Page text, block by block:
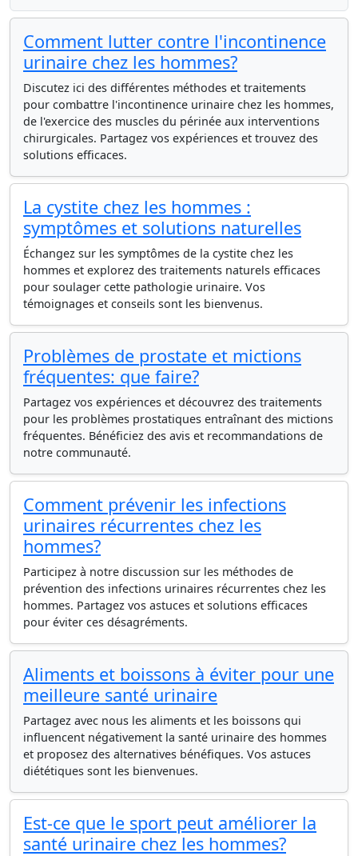
Comment lutter contre l'incontinence
urinaire chez les hommes?
Discutez ici des différentes méthodes et traitements
pour combattre l'incontinence urinaire chez les hommes,
de l'exercice des muscles du périnée aux interventions
chirurgicales. Partagez vos expériences et trouvez des
solutions efficaces.
La cystite chez les hommes :
symptômes et solutions naturelles
Échangez sur les symptômes de la cystite chez les
hommes et explorez des traitements naturels efficaces
pour soulager cette pathologie urinaire. Vos
témoignages et conseils sont les bienvenus.
Problèmes de prostate et mictions
fréquentes: que faire?
Partagez vos expériences et découvrez des traitements
pour les problèmes prostatiques entraînant des mictions
fréquentes. Bénéficiez des avis et recommandations de
notre communauté.
Comment prévenir les infections
urinaires récurrentes chez les
hommes?
Participez à notre discussion sur les méthodes de
prévention des infections urinaires récurrentes chez les
hommes. Partagez vos astuces et solutions efficaces
pour éviter ces désagréments.
Aliments et boissons à éviter pour une
meilleure santé urinaire
Partagez avec nous les aliments et les boissons qui
influencent négativement la santé urinaire des hommes
et proposez des alternatives bénéfiques. Vos astuces
diététiques sont les bienvenues.
Est-ce que le sport peut améliorer la
santé urinaire chez les hommes?